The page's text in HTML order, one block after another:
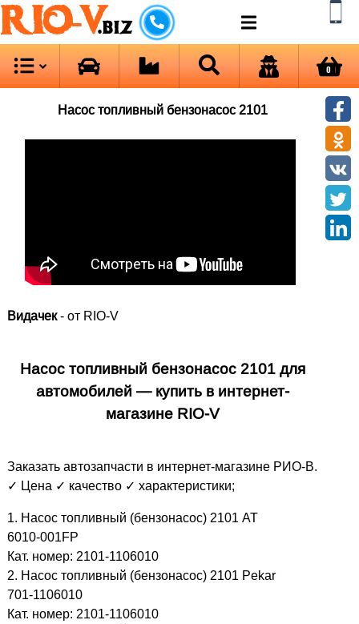
RIO-V.biz
0
Насос топливный бензонасос 2101
Видачек- от RIO-V
Насос топливный бензонасос 2101 для
автомобилей — купить в интернет-
магазине RIO-V
Заказать автозапчасти в интернет-магазине РИО-В.
✓ Цена ✓ качество ✓ характеристики;
1. Насос топливный (бензонасос) 2101 АТ
6010-001FP
Кат. номер: 2101-1106010
2. Насос топливный (бензонасос) 2101 Рekar
701-1106010
Кат. номер: 2101-1106010